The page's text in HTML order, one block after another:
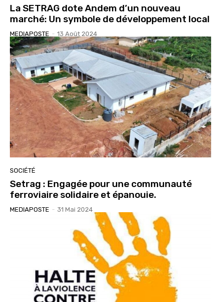
La SETRAG dote Andem d’un nouveau
marché: Un symbole de développement local
MEDIAPOSTE - 13 Août 2024
SOCIÉTÉ
Setrag : Engagée pour une communauté
ferroviaire solidaire et épanouie.
MEDIAPOSTE - 31 Mai 2024